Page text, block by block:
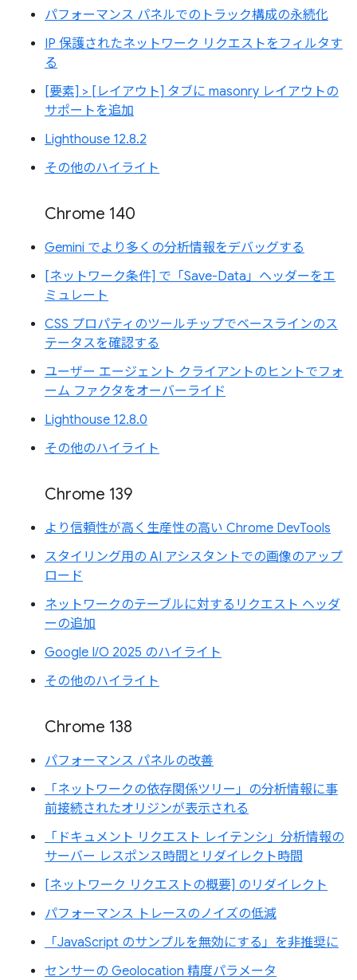
パフォーマンス パネルでのトラック構成の永続化
IP 保護されたネットワーク リクエストをフィルタす
る
[要素] > [レイアウト] タブに masonry レイアウトの
サポートを追加
Lighthouse 12.8.2
その他のハイライト
Chrome 140
Gemini でより多くの分析情報をデバッグする
[ネットワーク条件] で「Save-Data」ヘッダーをエ
ミュレート
CSS プロパティのツールチップでベースラインのス
テータスを確認する
ユーザー エージェント クライアントのヒントでフォ
ーム ファクタをオーバーライド
Lighthouse 12.8.0
その他のハイライト
Chrome 139
より信頼性が高く生産性の高い Chrome DevTools
スタイリング用の AI アシスタントでの画像のアップ
ロード
ネットワークのテーブルに対するリクエスト ヘッダ
ーの追加
Google I/O 2025 のハイライト
その他のハイライト
Chrome 138
パフォーマンス パネルの改善
「ネットワークの依存関係ツリー」の分析情報に事
前接続されたオリジンが表示される
「ドキュメント リクエスト レイテンシ」分析情報の
サーバー レスポンス時間とリダイレクト時間
[ネットワーク リクエストの概要] のリダイレクト
パフォーマンス トレースのノイズの低減
「JavaScript のサンプルを無効にする」を非推奨に
センサーの Geolocation 精度パラメータ